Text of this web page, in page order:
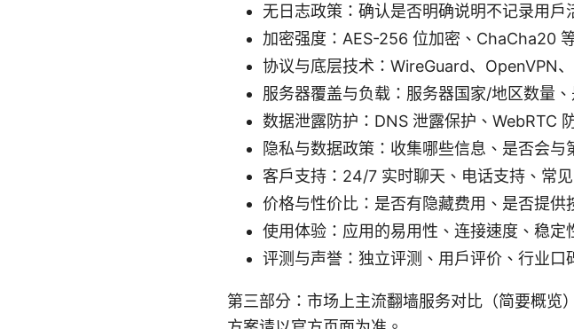
无日志政策：确认是否明确说明不记录用
加密强度：AES-256 位加密、ChaCha20
协议与底层技术：WireGuard、OpenVPN
服务器覆盖与负载：服务器国家/地区数量
数据泄露防护：DNS 泄露保护、WebRTC
隐私与数据政策：收集哪些信息、是否会
客户支持：24/7 实时聊天、电话支持、常
价格与性价比：是否有隐藏费用、是否提
使用体验：应用的易用性、连接速度、稳定
评测与声誉：独立评测、用户评价、行业口
第三部分：市场上主流翻墙服务对比（简要概览